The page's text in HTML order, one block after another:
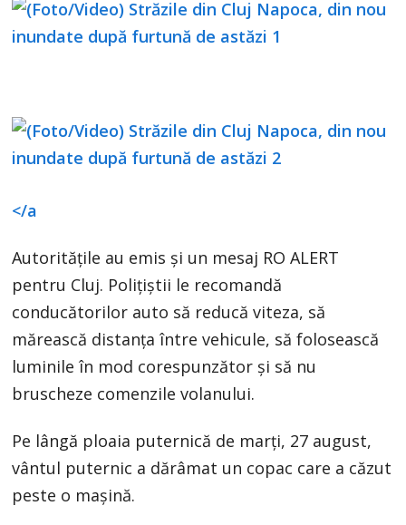
</a
Autoritățile au emis și un mesaj RO ALERT
pentru Cluj. Polițiștii le recomandă
conducătorilor auto să reducă viteza, să
mărească distanța între vehicule, să folosească
luminile în mod corespunzător și să nu
bruscheze comenzile volanului.
Pe lângă ploaia puternică de marți, 27 august,
vântul puternic a dărâmat un copac care a căzut
peste o mașină.